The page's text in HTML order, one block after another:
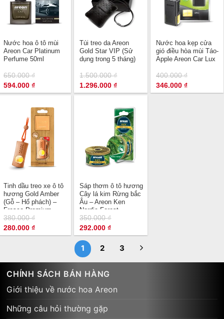
Nước hoa ô tô mùi
Areon Car Platinum
Perfume 50ml
650.000₫
Giá
gốc
là:
594.000 ₫Giá
hiện
tại
594.000 ₫.
Túi treo da Areon
Gold Star VIP (Sử
dụng trong 5 tháng)
1.500.000₫
Giá
gốc
là:
1.296.000₫Giá
hiện
tại
1.296.000 ₫.
Nước hoa kẹp cửa
gió điều hòa mùi Táo-
Apple Areon Car Lux
400.000₫
Giá
gốc
là:
346.000 ₫Giá
hiện
tại
Tinh dầu treo xe ô tô
hương Gold Amber
(Gỗ – Hổ phách) –
Fresco Premium
380.000₫
Giá
gốc
là:
280.000 ₫Giá
hiện
tại
Sáp thơm ô tô hương
Cây lá kim Rừng bắc
Âu – Areon Ken
Nordic Forest
350.000₫
Giá
gốc
là:
350.000 ₫.
292.000₫Giá
hiện
tại
292.000 ₫.
1 2 3
CHÍNH SÁCH BÁN HÀNG
Giới thiệu về nước hoa Areon
Những câu hỏi thường gặp